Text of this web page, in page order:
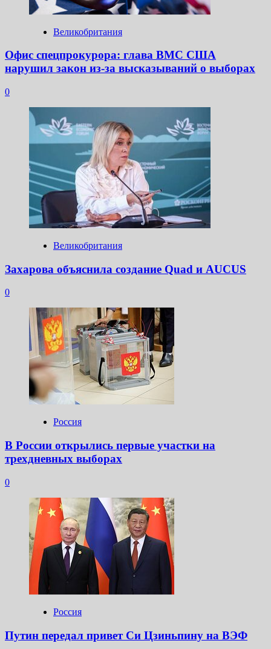
Великобритания
Офис спецпрокурора: глава ВМС США
нарушил закон из-за высказываний о выборах
0
Великобритания
Захарова объяснила создание Quad и AUCUS
0
Россия
В России открылись первые участки на
трехдневных выборах
0
Россия
Путин передал привет Си Цзиньпину на ВЭФ